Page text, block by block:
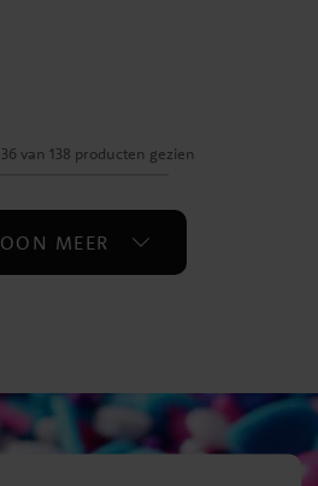
van 138 producten gezien
MEER